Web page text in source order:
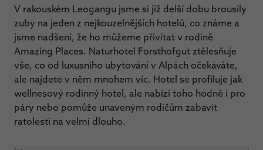
V rakouském Leogangu jsme si již delší dobu brousily
zuby na jeden z nejkouzelnějších hotelů, co známe a
jsme nadšení, že ho můžeme přivítat v rodině
Amazing Places. Naturhotel Forsthofgut ztělesňuje
vše, co od luxusního ubytování v Alpách očekáváte,
ale najdete v něm mnohem víc. Hotel se profiluje jak
wellnesový rodinný hotel, ale nabízí toho hodně i pro
páry nebo pomůže unaveným rodičům zabavit
ratolesti na velmi dlouho.